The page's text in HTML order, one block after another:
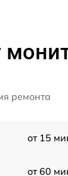
ремонта
от 15
от 60